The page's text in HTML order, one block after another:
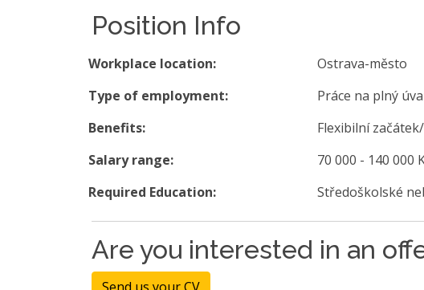
Position Info
Workplace location:
Ostrava-město
Type of employment:
Práce na plný
Benefits:
Flexibilní
Salary range:
70 000 - 140 000
Required Education:
Středoškolské
Are you interested in an